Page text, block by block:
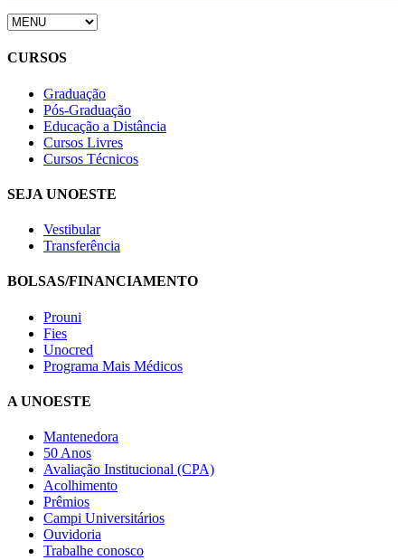
CURSOS
Graduação
Pós-Graduação
Educação a Distância
Cursos Livres
Cursos Técnicos
SEJA UNOESTE
Vestibular
Transferência
BOLSAS/FINANCIAMENTO
Prouni
Fies
Unocred
Programa Mais Médicos
A UNOESTE
Mantenedora
50 Anos
Avaliação Institucional (CPA)
Acolhimento
Prêmios
Campi Universitários
Ouvidoria
Trabalhe conosco